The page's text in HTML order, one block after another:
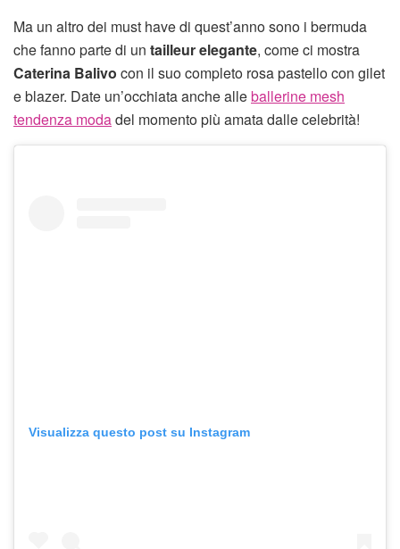
Ma un altro dei must have di quest’anno sono i bermuda
che fanno parte di un tailleur elegante, come ci mostra
Caterina Balivo con il suo completo rosa pastello con gilet
e blazer. Date un’occhiata anche alleballerine mesh
tendenza modadel momento più amata dalle celebrità!
Visualizza questo post su Instagram